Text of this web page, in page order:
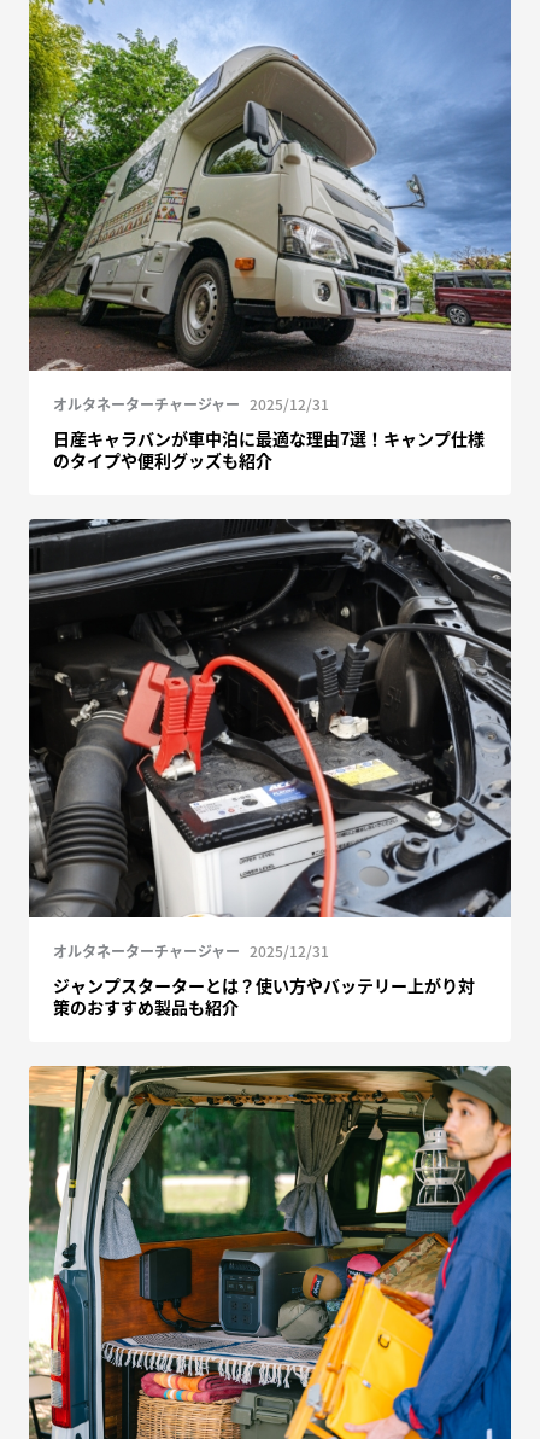
オルタネーターチャージャー 2025/12/31
日産キャラバンが車中泊に最適な理由7選！キャンプ仕様
のタイプや便利グッズも紹介
オルタネーターチャージャー 2025/12/31
ジャンプスターターとは？使い方やバッテリー上がり対
策のおすすめ製品も紹介